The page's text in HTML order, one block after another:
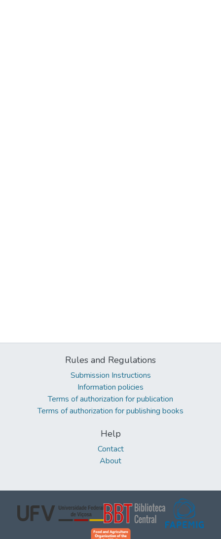
Rules and Regulations
Submission Instructions
Information policies
Terms of authorization for publication
Terms of authorization for publishing books
Help
Contact
About